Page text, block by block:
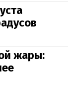
жары: